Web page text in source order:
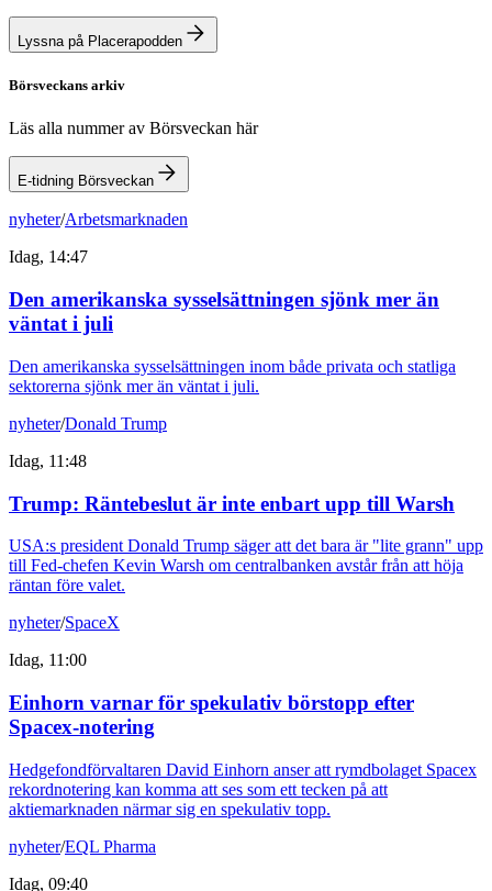
Lyssna på Placerapodden
Börsveckans arkiv
Läs alla nummer av Börsveckan här
E-tidning Börsveckan
nyheter/Arbetsmarknaden
Idag, 14:47
Den amerikanska sysselsättningen sjönk mer än
väntat i juli
Den amerikanska sysselsättningen inom både privata och statliga
sektorerna sjönk mer än väntat i juli.
nyheter/Donald Trump
Idag, 11:48
Trump: Räntebeslut är inte enbart upp till Warsh
USA:s president Donald Trump säger att det bara är "lite grann" upp
till Fed-chefen Kevin Warsh om centralbanken avstår från att höja
räntan före valet.
nyheter/SpaceX
Idag, 11:00
Einhorn varnar för spekulativ börstopp efter
Spacex-notering
Hedgefondförvaltaren David Einhorn anser att rymdbolaget Spacex
rekordnotering kan komma att ses som ett tecken på att
aktiemarknaden närmar sig en spekulativ topp.
nyheter/EQL Pharma
Idag, 09:40